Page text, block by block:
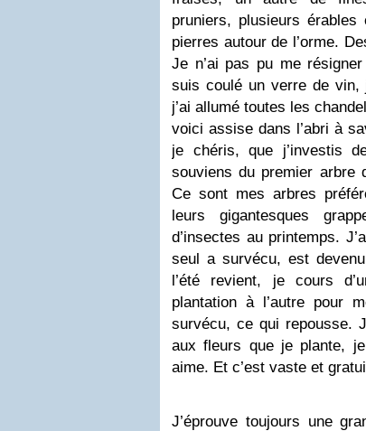
pruniers, plusieurs
pierres autour de l’orme.
Je n’ai pas pu me
suis coulé un verre de vin,
j’ai allumé toutes les
voici assise dans l’abri à
je chéris, que j’investis
souviens du premier arbre
Ce sont mes arbres
leurs gigantesques
d’insectes au printemps.
seul a survécu, est
l’été revient, je cours
plantation à l’autre pour
survécu, ce qui repousse.
aux fleurs que je plante,
aime. Et c’est vaste et
J’éprouve toujours une